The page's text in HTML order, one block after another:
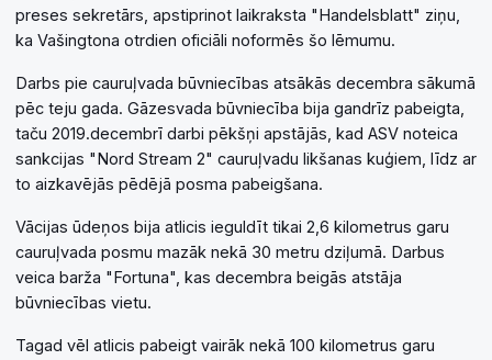
preses sekretārs, apstiprinot laikraksta "Handelsblatt" ziņu,
ka Vašingtona otrdien oficiāli noformēs šo lēmumu.
Darbs pie cauruļvada būvniecības atsākās decembra sākumā
pēc teju gada. Gāzesvada būvniecība bija gandrīz pabeigta,
taču 2019.decembrī darbi pēkšņi apstājās, kad ASV noteica
sankcijas "Nord Stream 2" cauruļvadu likšanas kuģiem, līdz ar
to aizkavējās pēdējā posma pabeigšana.
Vācijas ūdeņos bija atlicis ieguldīt tikai 2,6 kilometrus garu
cauruļvada posmu mazāk nekā 30 metru dziļumā. Darbus
veica barža "Fortuna", kas decembra beigās atstāja
būvniecības vietu.
Tagad vēl atlicis pabeigt vairāk nekā 100 kilometrus garu